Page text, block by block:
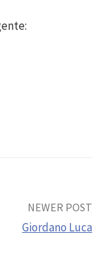
NEWER POST
Giordano Luca